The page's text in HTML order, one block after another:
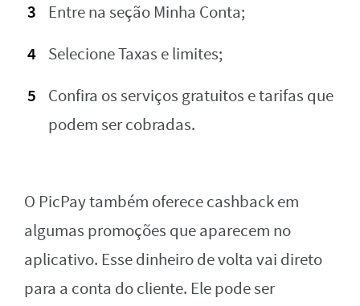
Entre na seção Minha Conta;
Selecione Taxas e limites;
Confira os serviços gratuitos e tarifas que
podem ser cobradas.
O PicPay também oferece cashback em
algumas promoções que aparecem no
aplicativo. Esse dinheiro de volta vai direto
para a conta do cliente. Ele pode ser